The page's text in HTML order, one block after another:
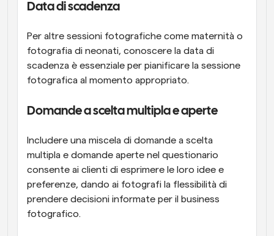
Data di scadenza
Per altre sessioni fotografiche come maternità o
fotografia di neonati, conoscere la data di
scadenza è essenziale per pianificare la sessione
fotografica al momento appropriato.
Domande a scelta multipla e aperte
Includere una miscela di domande a scelta
multipla e domande aperte nel questionario
consente ai clienti di esprimere le loro idee e
preferenze, dando ai fotografi la flessibilità di
prendere decisioni informate per il business
fotografico.